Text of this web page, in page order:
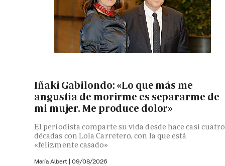
Iñaki Gabilondo: «Lo que más me
angustia de morirme es separarme de
mi mujer. Me produce dolor»
El periodista comparte su vida desde hace casi cuatro
décadas con Lola Carretero, con la que está
«felizmente casado»
María Albert | 09/08/2026